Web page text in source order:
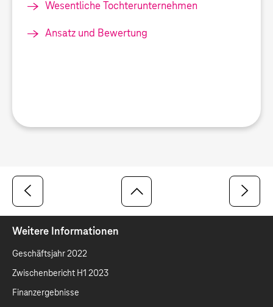
Wesentliche Tochterunternehmen
Ansatz und Bewertung
Weitere Informationen
Geschäftsjahr 2022
Zwischenbericht H1 2023
Finanzergebnisse